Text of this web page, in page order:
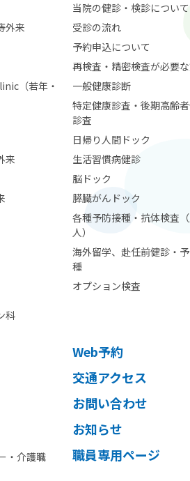
外来
（若年・
来
科
当院の健診・検診について
受診の流れ
予約申込について
再検査・精密検査が必要
一般健康診断
特定健康診査・後期高齢
診査
日帰り人間ドック
生活習慣病健診
脳ドック
膵臓がんドック
各種予防接種・抗体検査
人）
海外留学、赴任前健診・
種
オプション検査
・介護職
Web予約
交通アクセス
お問い合わせ
お知らせ
職員専用ページ